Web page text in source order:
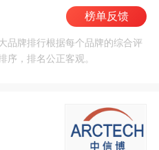
帷盛/Versolsolar、清源股
、玫德雅昌、
真实的数据告诉您水上漂
您参考。
榜单反馈
品牌排行根据每个品牌的综合评
序，排名公正客观。
1